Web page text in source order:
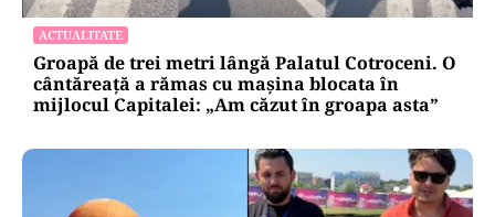
ACTUALITATE
Groapă de trei metri lângă Palatul Cotroceni. O
cântăreață a rămas cu mașina blocata în
mijlocul Capitalei: „Am căzut în groapa asta”